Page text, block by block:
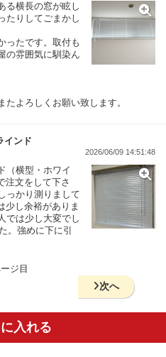
る横長の窓が眩し
たりしてごまかし
ったです。取付も
の雰囲気に馴染ん
よろしくお願い致します。
インド
2026/06/09 14:51:48
（横型・ホワイ
注文をして下さ
っかり測りまして
少し余裕がありま
では少し大変でし
。強めに下に引
ジ目
次へ
入れる